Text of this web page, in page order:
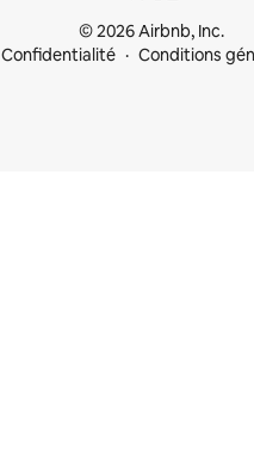
© 2026 Airbnb, Inc.
Confidentialité
Conditions